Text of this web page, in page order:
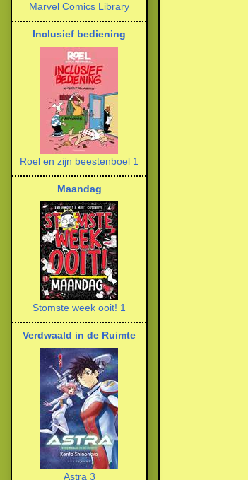
Marvel Comics Library
Inclusief bediening
Roel en zijn beestenboel 1
Maandag
Stomste week ooit! 1
Verdwaald in de Ruimte
Astra 3